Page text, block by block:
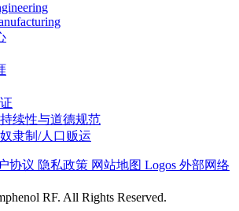
续性与道德规范
隶制/人口贩运
协议 隐私政策 网站地图 Logos 外部网络
RF. All Rights Reserved.